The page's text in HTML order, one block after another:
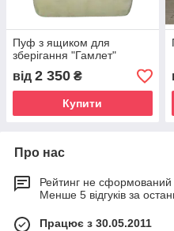
Пуф з ящиком для
зберігання "Гамлет"
від 2 350 ₴
Купити
Про нас
Рейтинг не сформований
Менше 5 відгуків за
Працює з 30.05.2011